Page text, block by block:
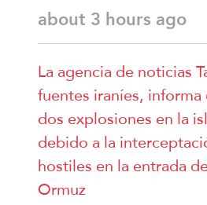
about 3 hours ago
La agencia de noticias
fuentes iraníes,
dos explosiones en la
debido a la
hostiles en la entrada
Ormuz